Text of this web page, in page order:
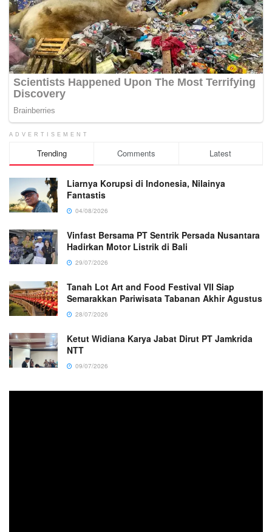
ADVERTISEMENT
Trending Comments Latest
Liarnya Korupsi di Indonesia, Nilainya
Fantastis
04/08/2026
Vinfast Bersama PT Sentrik Persada Nusantara
Hadirkan Motor Listrik di Bali
29/07/2026
Tanah Lot Art and Food Festival VII Siap
Semarakkan Pariwisata Tabanan Akhir Agustus
28/07/2026
Ketut Widiana Karya Jabat Dirut PT Jamkrida
NTT
09/07/2026